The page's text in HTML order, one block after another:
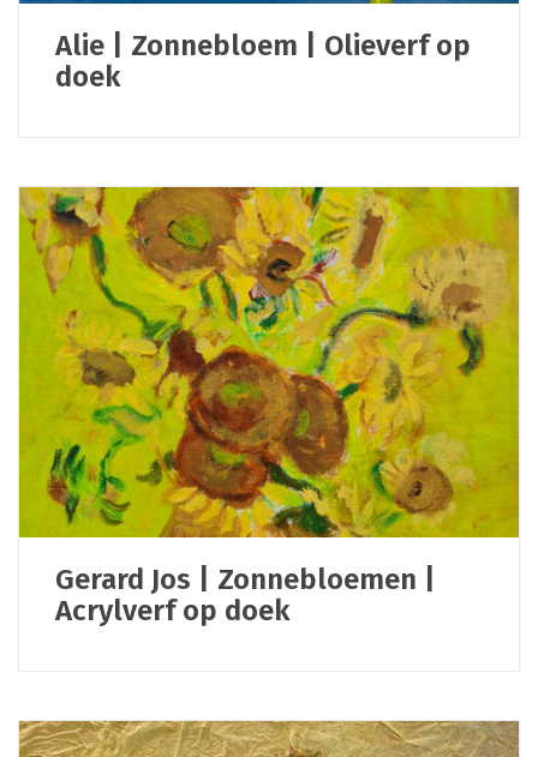
Alie | Zonnebloem | Olieverf op
doek
Gerard Jos | Zonnebloemen |
Acrylverf op doek